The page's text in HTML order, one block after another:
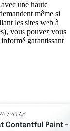
une haute
même si
les sites web à
vous pouvez vous
garantissant